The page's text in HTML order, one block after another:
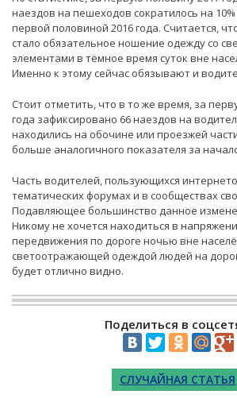
наездов на пешеходов сократилось на
первой половиной 2016 года. Считается,
стало обязательное ношение одежду со
элементами в тёмное время суток вне
Именно к этому сейчас обязывают и
Стоит отметить, что в то же время, за
года зафиксировано 66 наездов на
находились на обочине или проезжей
больше аналогичного показателя за
Часть водителей, пользующихся
тематических форумах и в сообществах
Подавляющее большинство данное
Никому не хочется находиться в
передвижения по дороге ночью вне
светоотражающей одеждой людей на
будет отлично видно.
Поделиться в
СЛУЧАЙНАЯ СТАТЬЯ